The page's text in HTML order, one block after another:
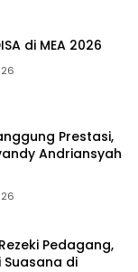
di MEA 2026
Prestasi,
Andriansyah
Pedagang,
Suasana di